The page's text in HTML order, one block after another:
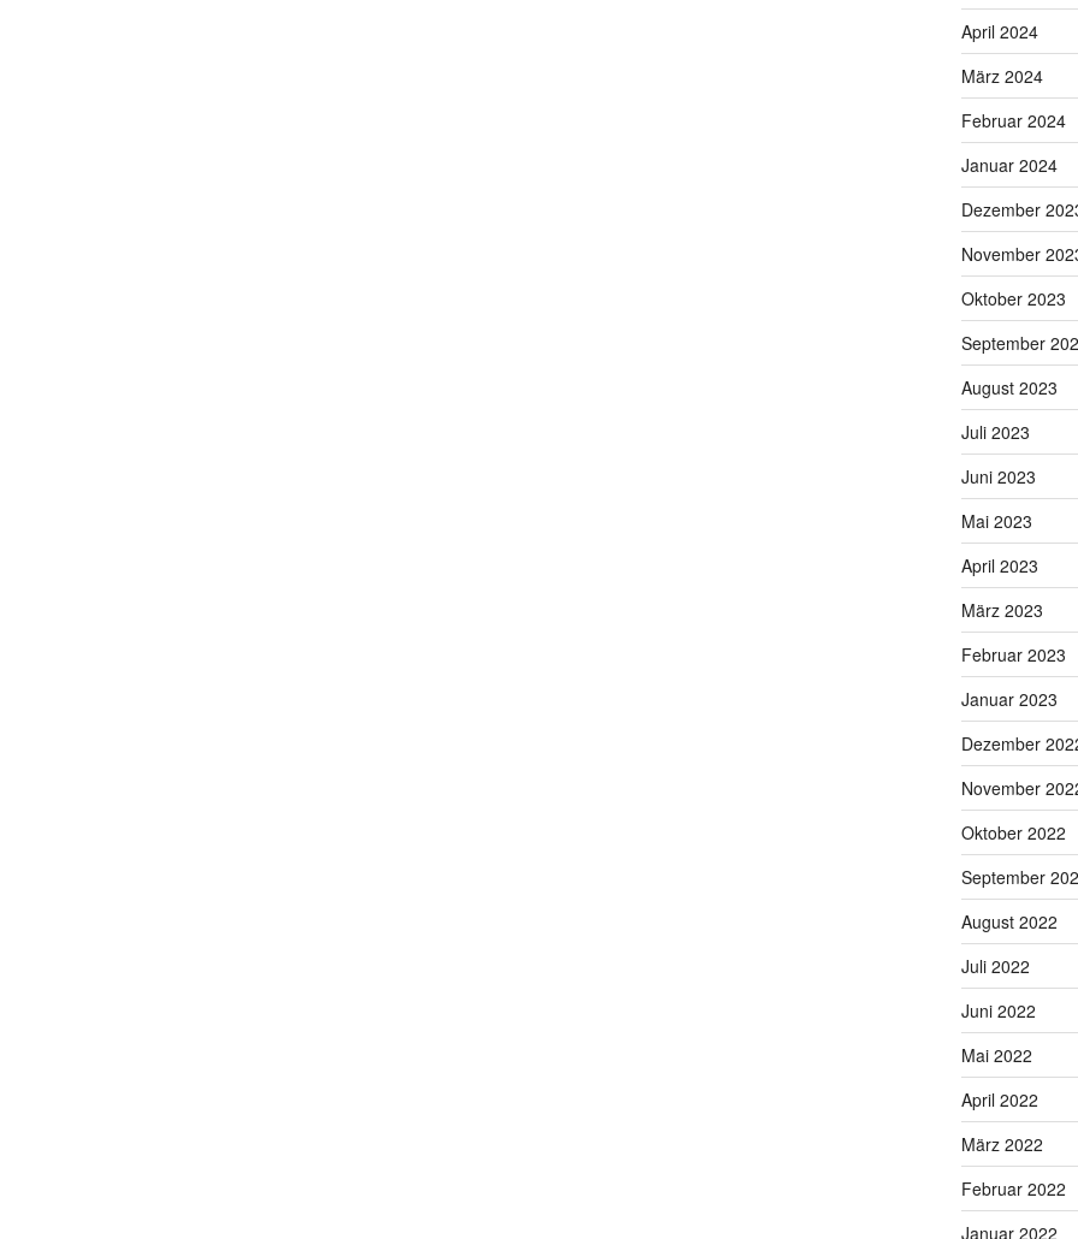
April 2024
März 2024
Februar 2024
Januar 2024
Dezember
November
Oktober 2023
September
August 2023
Juli 2023
Juni 2023
Mai 2023
April 2023
März 2023
Februar 2023
Januar 2023
Dezember
November
Oktober 2022
September
August 2022
Juli 2022
Juni 2022
Mai 2022
April 2022
März 2022
Februar 2022
Januar 2022